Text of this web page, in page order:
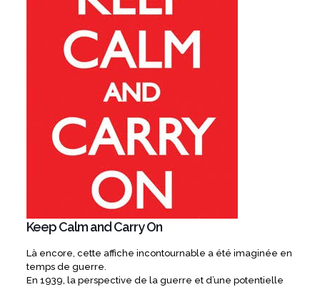
Keep Calm and Carry On
Là encore, cette affiche incontournable a été imaginée en
temps de guerre.
En 1939, la perspective de la guerre et d’une potentielle